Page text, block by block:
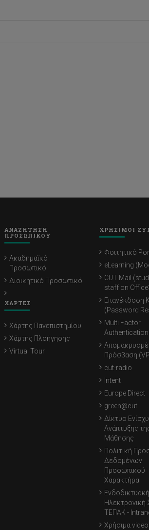
ΑΝΑΖΗΤΗΣΗ
ΠΡΟΣΩΠΙΚΟΥ
Ακαδημαϊκό
Προσωπικό
Διοικητικό Προσωπικό
ΧΑΡΤΕΣ
Χάρτης Πανεπιστημίου
Χάρτης Πλοήγησης
Virtual Tour
ΧΡΗΣΙΜΟΙ
Φοιτητικό
eLearning
CUT Mail
staff on
Επανέκδοση
(Password
Multi Factor
Authentication
Πρόσβαση
cut-radio
Intent
Europe Direct
green@cut
Δίκτυο
Ανάπτυξης
Μάθησης
Πολιτική
Δεδομένων
Προσωπικού
Χαρακτήρα
Ενδοδικτυακή
Ηλεκτρονική
ΤΕΠΑΚ -
Χρήσιμα